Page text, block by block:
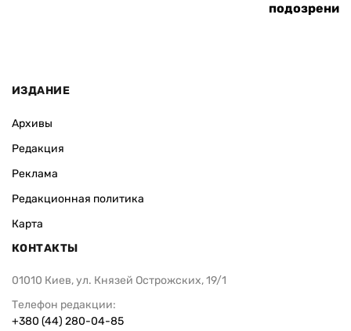
подозрение
ИЗДАНИЕ
Архивы
Редакция
Реклама
Редакционная политика
Карта
КОНТАКТЫ
01010 Киев, ул. Князей Острожских, 19/1
Телефон редакции:
+380 (44) 280-04-85